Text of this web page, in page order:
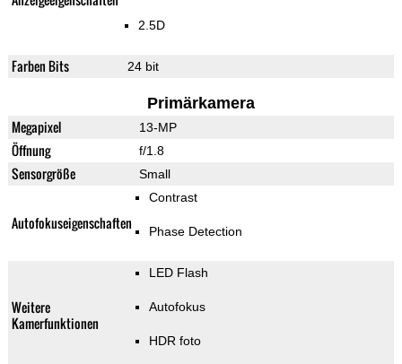
2.5D
Farben Bits 24 bit
Primärkamera
Megapixel 13-MP
Öffnung f/1.8
Sensorgröße Small
Autofokuseigenschaften
Contrast
Phase Detection
Weitere
Kamerfunktionen
LED Flash
Autofokus
HDR foto